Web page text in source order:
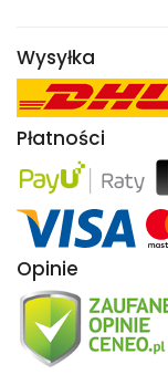
Wysyłka
Płatności
Opinie